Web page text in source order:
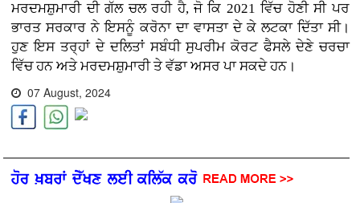
ਮਰਦਮਸ਼ੁਮਾਰੀ ਦੀ ਗੱਲ ਚਲ ਰਹੀ ਹੈ, ਜੋ ਕਿ 2021 ਵਿੱਚ ਹੋਣੀ ਸੀ ਪਰ
ਭਾਰਤ ਸਰਕਾਰ ਨੇ ਇਸਨੂੰ ਕਰੋਨਾ ਦਾ ਵਾਸਤਾ ਦੇ ਕੇ ਲਟਕਾ ਦਿੱਤਾ ਸੀ।
ਹੁਣ ਇਸ ਤਰ੍ਹਾਂ ਦੇ ਦਲਿਤਾਂ ਸਬੰਧੀ ਸੁਪਰੀਮ ਕੋਰਟ ਫੈਸਲੇ ਦੇਣੇ ਚਰਚਾ
ਵਿੱਚ ਹਨ ਅਤੇ ਮਰਦਮਸ਼ੁਮਾਰੀ ਤੇ ਵੱਡਾ ਅਸਰ ਪਾ ਸਕਦੇ ਹਨ।
07 August, 2024